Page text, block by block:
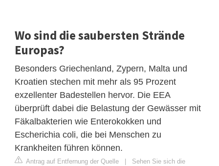
Wo sind die saubersten Strände
Europas?
Besonders Griechenland, Zypern, Malta und
Kroatien stechen mit mehr als 95 Prozent
exzellenter Badestellen hervor. Die EEA
überprüft dabei die Belastung der Gewässer mit
Fäkalbakterien wie Enterokokken und
Escherichia coli, die bei Menschen zu
Krankheiten führen können.
Antrag auf Entfernung der Quelle
Sehen Sie sich die